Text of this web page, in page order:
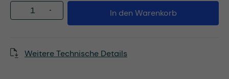
Produkt Anzahl: Gib den gewünschten
In den Warenkorb
Weitere Technische Details